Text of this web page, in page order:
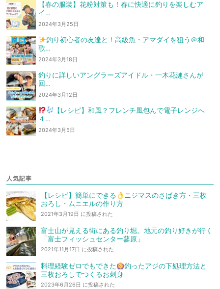
【春の服装】花粉対策も！春に快適に釣りを楽しむア
イ…
2024年3月25日
釣り初心者の友達と！高級魚・アマダイを狙う ＠和
歌…
2024年3月18日
釣りに詳しいアングラーズアイドル・一木花漣さんが
回…
2024年3月12日
【レシピ】和風？フレンチ風包んで電子レンジへ
４…
2024年3月5日
人気記事
【レシピ】簡単にできる
ニジマスのさばき方・三枚
おろし・ムニエルの作り方
2021年3月19日 に投稿された
富士山が見える街にある釣り堀。地元の釣り好きが行く
「富士フィッシュセンター蓼原」
2021年11月17日 に投稿された
料理経験ゼロでもできた
釣ったアジの下処理方法と
三枚おろしでつくるお刺身
2023年6月26日 に投稿された